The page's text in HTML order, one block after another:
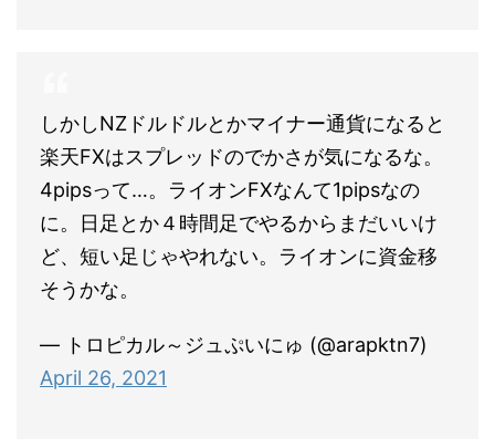
しかしNZドルドルとかマイナー通貨になると
楽天FXはスプレッドのでかさが気になるな。
4pipsって…。ライオンFXなんて1pipsなの
に。日足とか４時間足でやるからまだいいけ
ど、短い足じゃやれない。ライオンに資金移
そうかな。
— トロピカル～ジュぷいにゅ (@arapktn7)
April 26, 2021